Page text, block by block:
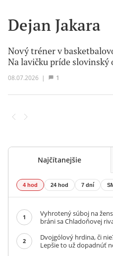
Dejan Jakara
Nový tréner v
Na lavičku príde slovinský
08.07.2026 | 1
Najčítanejšie
4 hod 24 hod 7 dní
1
Vyhrotený súboj na
bráni sa Chladoňovej
2
Dvojgólový hrdina, či
Lepšie to už dopadnúť